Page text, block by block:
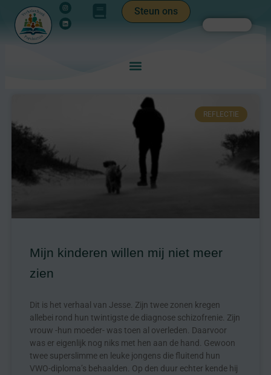
inhoud
naar
Instagram
Linkedin
Steun ons
Zoeken
REFLECTIE
Mijn kinderen willen mij niet meer
zien
Dit is het verhaal van Jesse. Zijn twee zonen kregen
allebei rond hun twintigste de diagnose schizofrenie. Zijn
vrouw -hun moeder- was toen al overleden. Daarvoor
was er eigenlijk nog niks met hen aan de hand. Gewoon
twee superslimme en leuke jongens die fluitend hun
VWO-diploma’s behaalden. Op den duur echter kende hij